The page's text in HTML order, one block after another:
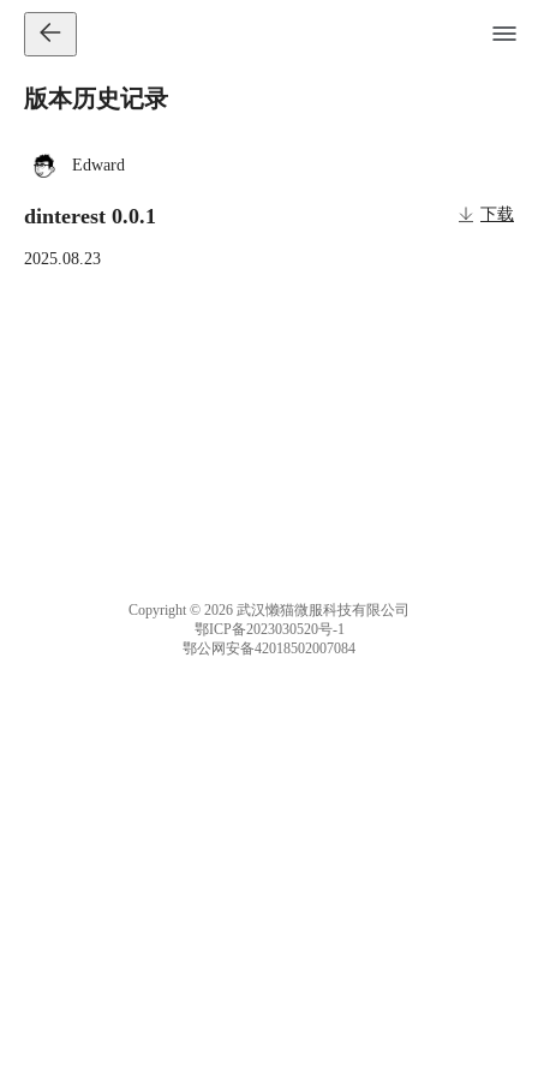
版本历史记录
Edward
dinterest 0.0.1 下载
2025.08.23
Copyright © 2026 武汉懒猫微服科技有限公司
鄂ICP备2023030520号-1
鄂公网安备42018502007084